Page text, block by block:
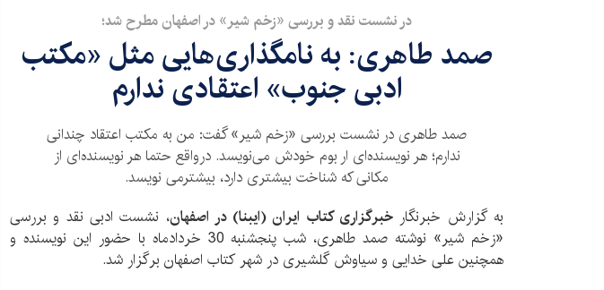
در نشست نقد و بررسی «زخم شیر» در اصفهان مطرح شد؛
صمد طاهری: به نامگذاری‌هایی مثل «مکتب
ادبی جنوب» اعتقادی ندارم
صمد طاهری در نشست بررسی «زخم شیر» گفت: من به مکتب اعتقاد چندانی
ندارم؛ هر نویسنده‌ای ار بوم خودش می‌نویسد. درواقع حتما هر نویسنده‌ای از
مکانی که شناخت بیشتری دارد، بیشترمی نویسد.
به گزارش خبرنگار خبرگزاری کتاب ایران (ایبنا) در اصفهان، نشست ادبی نقد و بررسی
«زخم شیر» نوشته صمد طاهری، شب پنجشنبه 30 خردادماه با حضور این نویسنده و
همچنین علی خدایی و سیاوش گلشیری در شهر کتاب اصفهان برگزار شد.